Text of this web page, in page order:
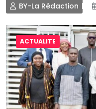
BY-La Rédaction
ACTUALITE